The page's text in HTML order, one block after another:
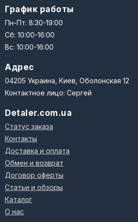
График работы
Пн-Пт: 8:30-19:00
Сб: 10:00-16:00
Вс: 10:00-16:00
Адрес
04205 Украина, Киев, Оболонская 12
Контактное лицо: Сергей
Detaler.com.ua
Статус заказа
Контакты
Доставка и оплата
Обмен и возврат
Договор оферты
Статьи и обзоры
Каталог
О нас